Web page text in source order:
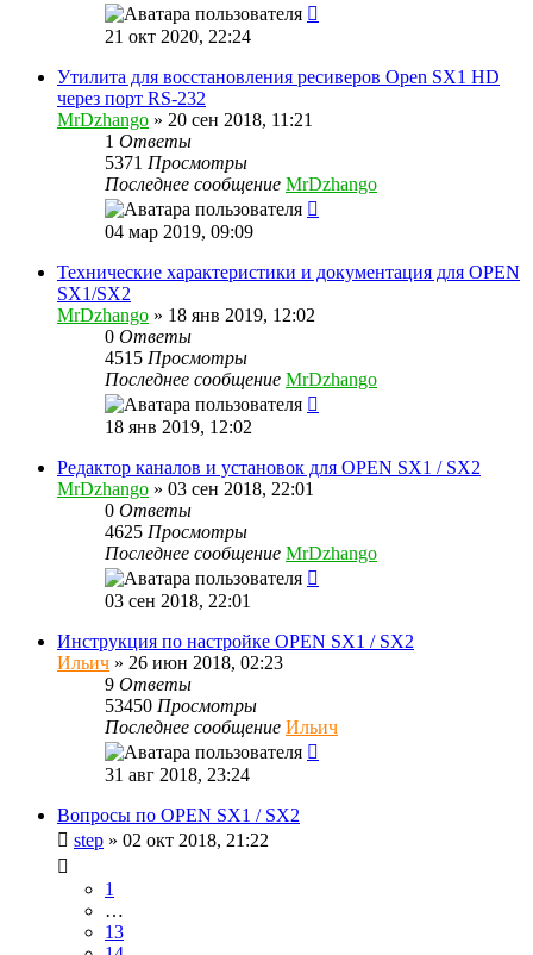
21 окт 2020, 22:24
Утилита для восстановления ресиверов Open SX1 HD
через порт RS-232
MrDzhango » 20 сен 2018, 11:21
1 Ответы
5371 Просмотры
Последнее сообщение MrDzhango
04 мар 2019, 09:09
Технические характеристики и документация для OPEN
SX1/SX2
MrDzhango » 18 янв 2019, 12:02
0 Ответы
4515 Просмотры
Последнее сообщение MrDzhango
18 янв 2019, 12:02
Редактор каналов и установок для OPEN SX1 / SX2
MrDzhango » 03 сен 2018, 22:01
0 Ответы
4625 Просмотры
Последнее сообщение MrDzhango
03 сен 2018, 22:01
Инструкция по настройке OPEN SX1 / SX2
Ильич » 26 июн 2018, 02:23
9 Ответы
53450 Просмотры
Последнее сообщение Ильич
31 авг 2018, 23:24
Вопросы по OPEN SX1 / SX2
step » 02 окт 2018, 21:22
1
…
13